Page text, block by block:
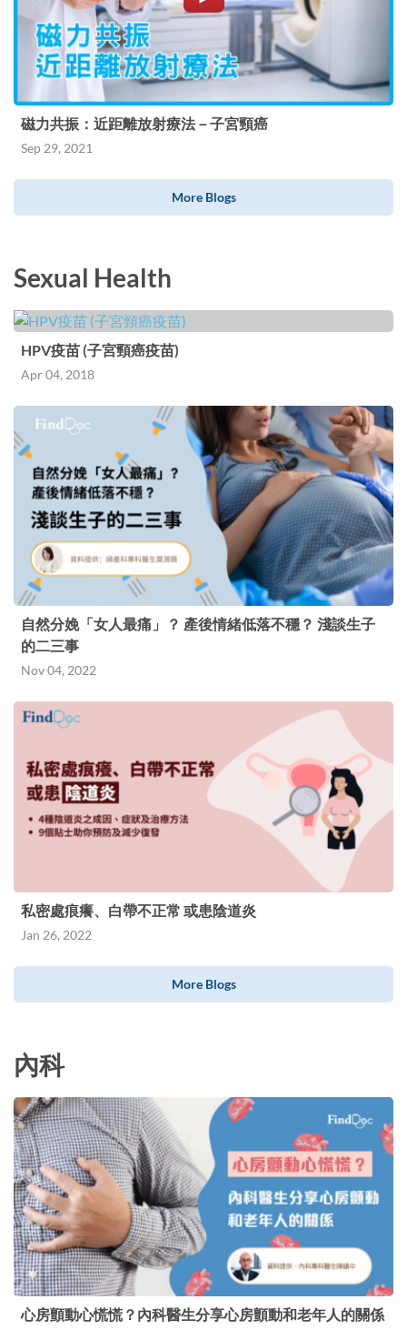
磁力共振：近距離放射療法－子宮頸癌
Sep 29, 2021
More Blogs
Sexual Health
HPV疫苗 (子宮頸癌疫苗)
Apr 04, 2018
自然分娩「女人最痛」？ 產後情緒低落不穩？ 淺談生子
的二三事
Nov 04, 2022
私密處痕癢、白帶不正常 或患陰道炎
Jan 26, 2022
More Blogs
內科
心房顫動心慌慌？內科醫生分享心房顫動和老年人的關係